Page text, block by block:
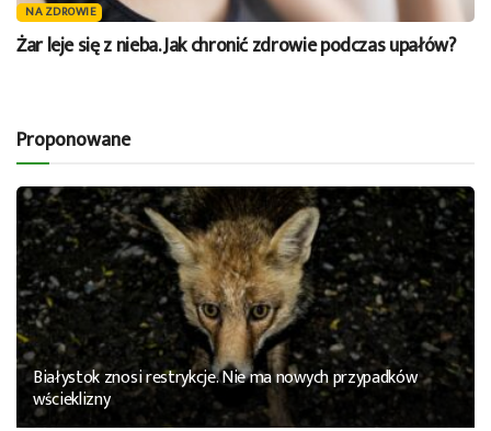
NA ZDROWIE
Żar leje się z nieba. Jak chronić zdrowie podczas upałów?
Proponowane
Białystok znosi restrykcje. Nie ma nowych przypadków
wścieklizny